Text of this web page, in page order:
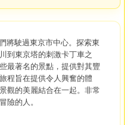
將駛過東京市中心。探索東
到東京塔的刺激卡丁車之
最著名的景點，提供對其豐
程旨在提供令人興奮的體
觀的美麗結合在一起。非常
險的人。